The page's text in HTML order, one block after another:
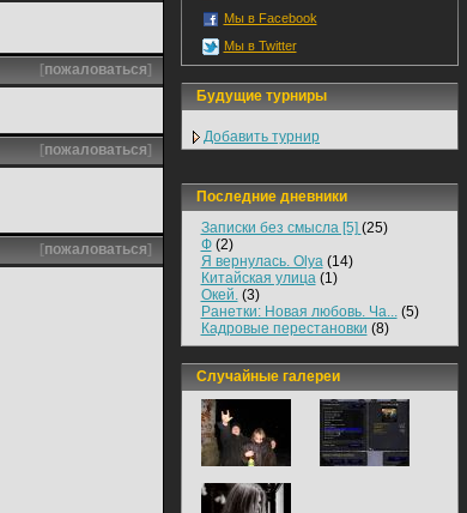
[пожаловаться]
[пожаловаться]
[пожаловаться]
Мы в Facebook
Мы в Twitter
Будущие турниры
Добавить турнир
Последние дневники
Записки без смысла [5] (25)
Ф(2)
Я вернулась. Olya(14)
Китайская улица(1)
Окей.(3)
Ранетки: Новая любовь. Ча...(5)
Кадровые перестановки (8)
Случайные галереи